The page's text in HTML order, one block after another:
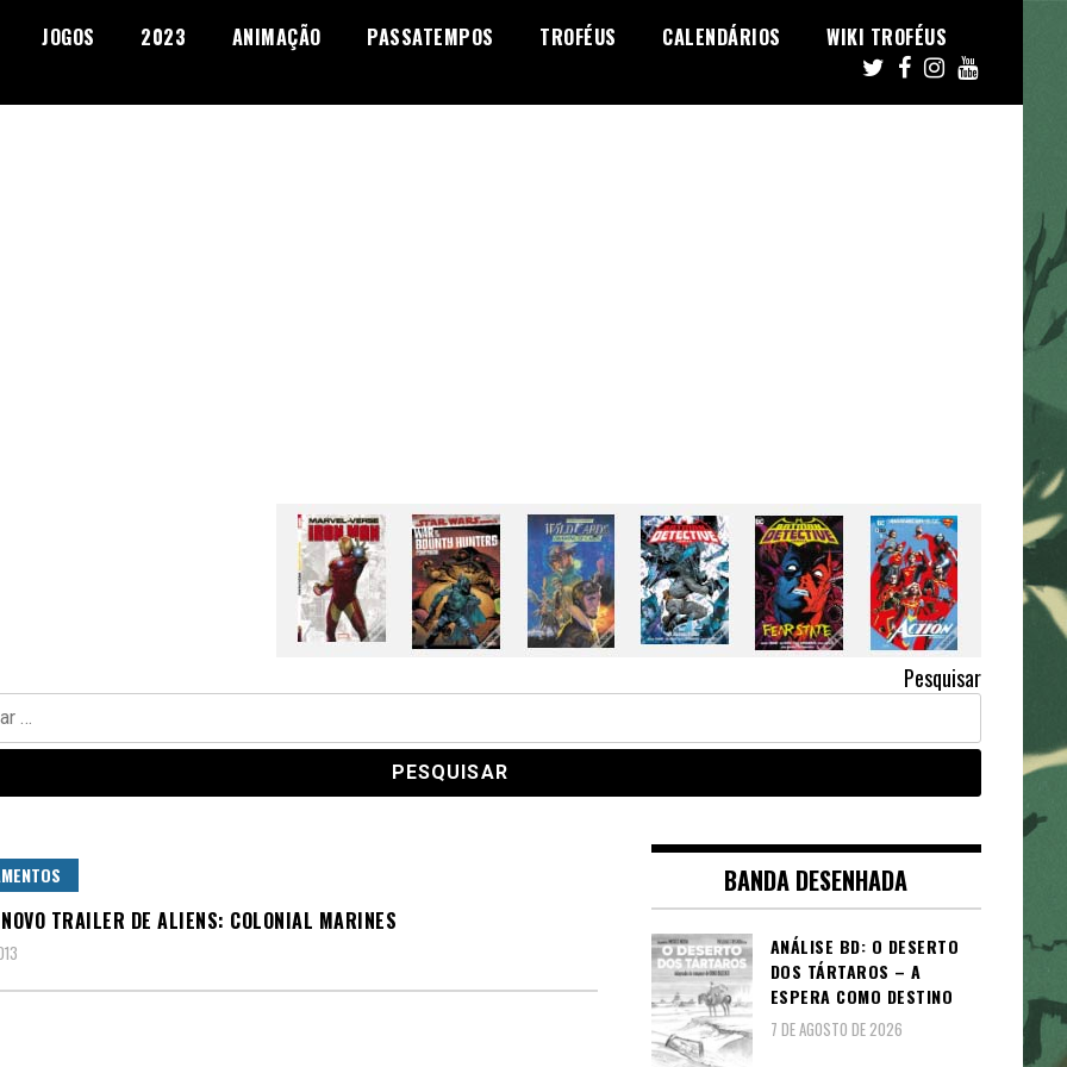
JOGOS 2023 ANIMAÇÃO PASSATEMPOS TROFÉUS CALENDÁRIOS WIKI TROFÉUS
Pesquisar
TRAILER DE ALIENS: COLONIAL MARINES
BANDA DESENHADA
ANÁLISE BD: O DESERTO
DOS TÁRTAROS – A
ESPERA COMO DESTINO
7 DE AGOSTO DE 2026